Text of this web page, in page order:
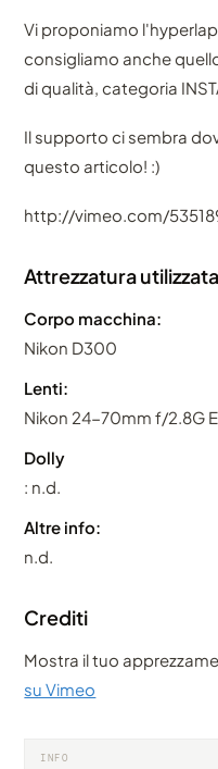
Vi proponiamo
consigliamo anche
di qualità, categoria
Il supporto ci sembra
questo articolo! :)
http://vimeo.com/
Attrezzatura utilizzata
Corpo macchina:
Nikon D300
Lenti:
Nikon 24-70mm f/2.8G
Dolly
: n.d.
Altre info:
n.d.
Crediti
Mostra il tuo
su Vimeo
INFO